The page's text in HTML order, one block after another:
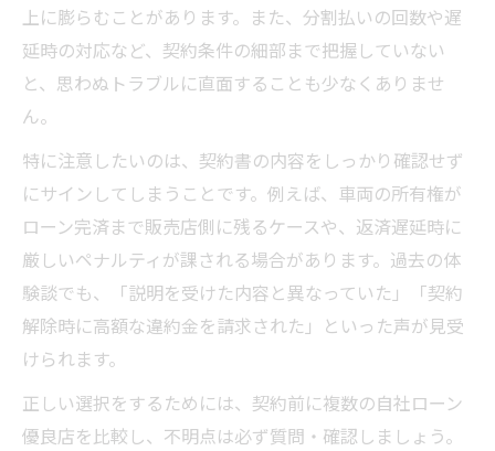
上に膨らむことがあります。また、分割払いの回数や遅
延時の対応など、契約条件の細部まで把握していない
と、思わぬトラブルに直面することも少なくありませ
ん。
特に注意したいのは、契約書の内容をしっかり確認せず
にサインしてしまうことです。例えば、車両の所有権が
ローン完済まで販売店側に残るケースや、返済遅延時に
厳しいペナルティが課される場合があります。過去の体
験談でも、「説明を受けた内容と異なっていた」「契約
解除時に高額な違約金を請求された」といった声が見受
けられます。
正しい選択をするためには、契約前に複数の自社ローン
優良店を比較し、不明点は必ず質問・確認しましょう。